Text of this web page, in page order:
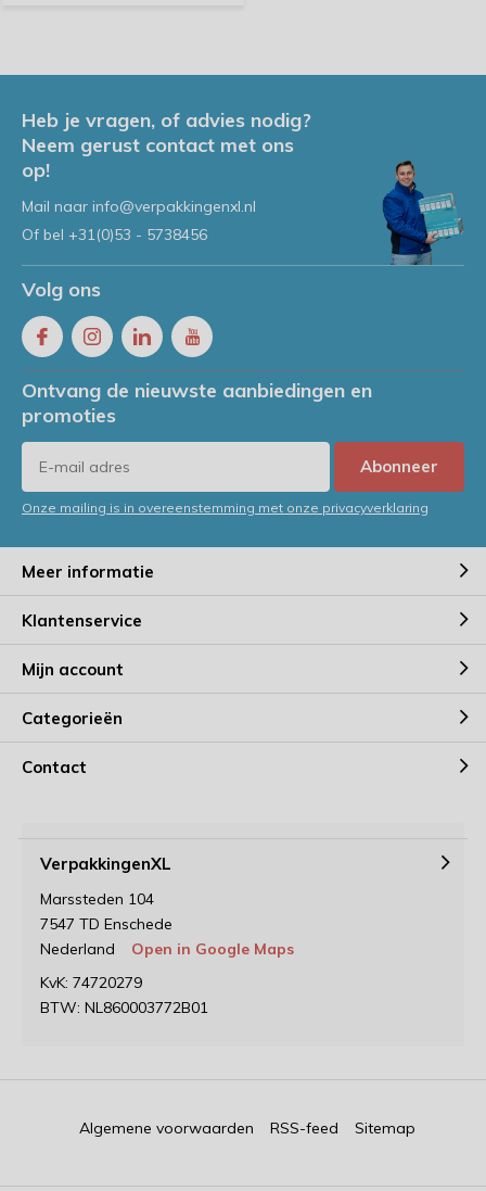
Heb je vragen, of advies nodig?
Neem gerust contact met ons
op!
Mail naar info@verpakkingenxl.nl
Of bel +31(0)53 - 5738456
Volg ons
Ontvang de nieuwste aanbiedingen en
promoties
Abonneer
Onze mailing is in overeenstemming met onze privacyverklaring
Meer informatie
Klantenservice
Mijn account
Categorieën
Contact
VerpakkingenXL
Marssteden 104
7547 TD Enschede
Nederland
Open in Google Maps
KvK: 74720279
BTW: NL860003772B01
Algemene voorwaarden RSS-feed Sitemap